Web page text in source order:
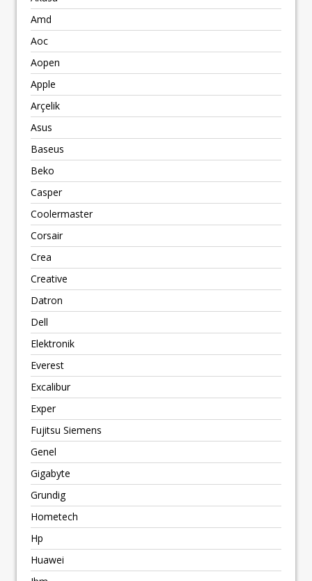
Amd
Aoc
Aopen
Apple
Arçelik
Asus
Baseus
Beko
Casper
Coolermaster
Corsair
Crea
Creative
Datron
Dell
Elektronik
Everest
Excalibur
Exper
Fujitsu Siemens
Genel
Gigabyte
Grundig
Hometech
Hp
Huawei